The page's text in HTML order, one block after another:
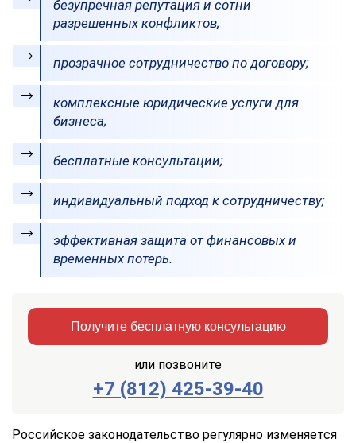
безупречная репутация и сотни
разрешенных конфликтов;
прозрачное сотрудничество по договору;
комплексные юридические услуги для
бизнеса;
бесплатные консультации;
индивидуальный подход к сотрудничеству;
эффективная защита от финансовых и
временных потерь.
Получите бесплатную консультацию
или позвоните
+7 (812) 425-39-40
Заказать
консультацию
Российское законодательство регулярно изменяется